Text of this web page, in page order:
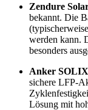
Zendure
bekannt. Die
werden kann.
besonders
Anker
sichere LFP-
Lösung mit